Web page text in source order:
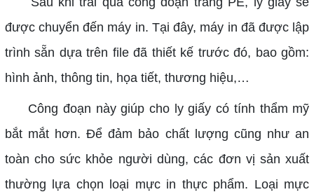
được chuyển đến máy in. Tại đây, máy in đã được lập
trình sẵn dựa trên file đã thiết kế trước đó, bao gồm:
hình ảnh, thông tin, họa tiết, thương hiệu,…
Công đoạn này giúp cho ly giấy có tính thẩm mỹ
bắt mắt hơn. Để đảm bảo chất lượng cũng như an
toàn cho sức khỏe người dùng, các đơn vị sản xuất
thường lựa chọn loại mực in thực phẩm. Loại mực